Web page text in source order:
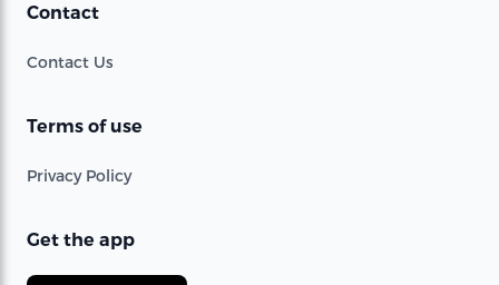
Contact
Contact Us
Terms of use
Privacy Policy
Get the app